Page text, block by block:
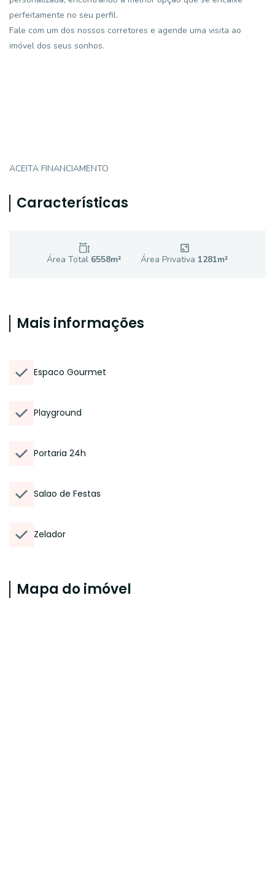
perfeitamente no seu perfil.
Fale com um dos nossos corretores e agende uma visita ao
imóvel dos seus sonhos.
ACEITA FINANCIAMENTO
Características
Área Total 6558m² Área Privativa 1281m²
Mais informações
Espaco Gourmet
Playground
Portaria 24h
Salao de Festas
Zelador
Mapa do imóvel